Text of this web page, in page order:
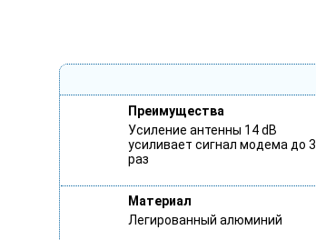
Преимущества
Усиление антенны 14 dB
усиливает сигнал модема до 3
раз
Материал
Легированный алюминий